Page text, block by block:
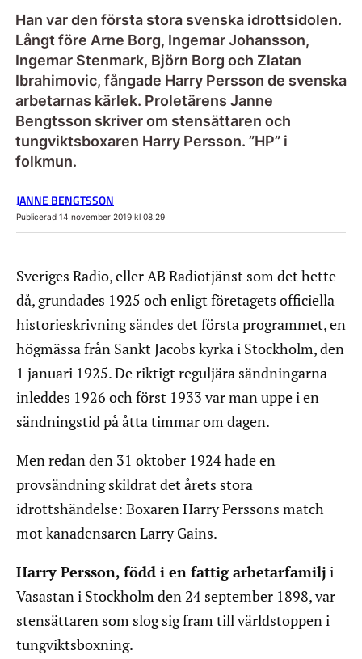
Han var den första stora svenska idrottsidolen.
Långt före Arne Borg, Ingemar Johansson,
Ingemar Stenmark, Björn Borg och Zlatan
Ibrahimovic, fångade Harry Persson de svenska
arbetarnas kärlek. Proletärens Janne
Bengtsson skriver om stensättaren och
tungviktsboxaren Harry Persson. ”HP” i
folkmun.
JANNE BENGTSSON
Publicerad 14 november 2019 kl 08.29
Sveriges Radio, eller AB Radiotjänst som det hette
då, grundades 1925 och enligt företagets officiella
historieskrivning sändes det första programmet, en
högmässa från Sankt Jacobs kyrka i Stockholm, den
1 januari 1925. De riktigt reguljära sändningarna
inleddes 1926 och först 1933 var man uppe i en
sändningstid på åtta timmar om dagen.
Men redan den 31 oktober 1924 hade en
provsändning skildrat det årets stora
idrottshändelse: Boxaren Harry Perssons match
mot kanadensaren Larry Gains.
Harry Persson, född i en fattig arbetarfamilj i
Vasastan i Stockholm den 24 september 1898, var
stensättaren som slog sig fram till världstoppen i
tungviktsboxning.